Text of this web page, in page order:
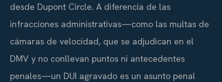
desde Dupont Circle. A diferencia de las
infracciones administrativas—como las multas de
cámaras de velocidad, que se adjudican en el
DMV y no conllevan puntos ni antecedentes
penales—un DUI agravado es un asunto penal